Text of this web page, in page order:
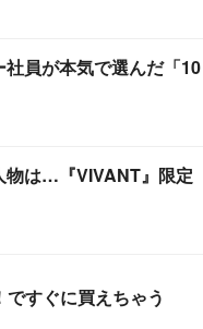
員が本気で選んだ「10
物は…『VIVANT』限定
ですぐに買えちゃう